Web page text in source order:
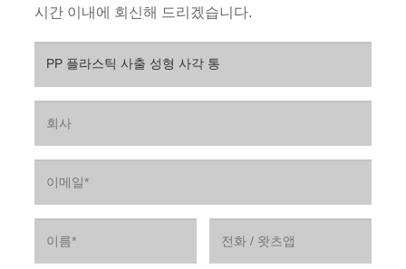
시간 이내에 회신해 드리겠습니다.